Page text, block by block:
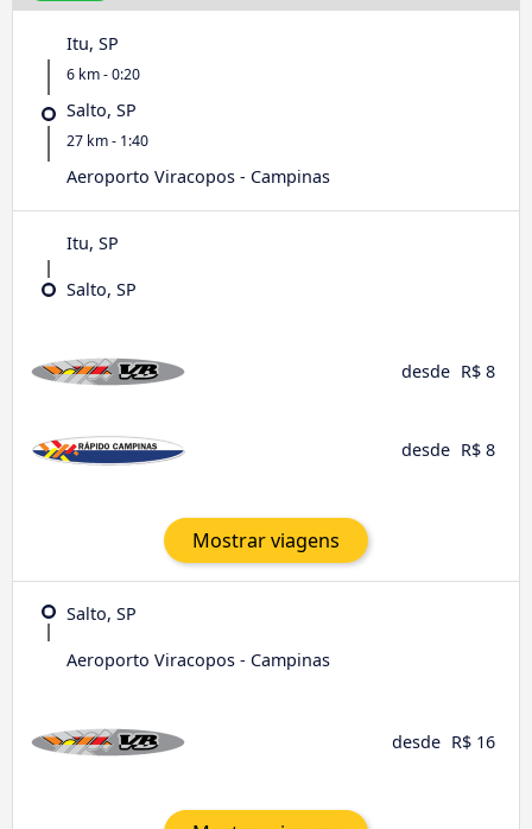
Itu, SP
6 km - 0:20
Salto, SP
27 km - 1:40
Aeroporto Viracopos - Campinas
Itu, SP
Salto, SP
desde R$ 8
desde R$ 8
Mostrar viagens
Salto, SP
Aeroporto Viracopos - Campinas
desde R$ 16